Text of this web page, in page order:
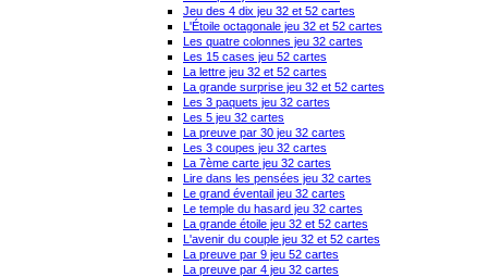
Jeu des 4 dix jeu 32 et 52 cartes
L'Étoile octagonale jeu 32 et 52 cartes
Les quatre colonnes jeu 32 cartes
Les 15 cases jeu 52 cartes
La lettre jeu 32 et 52 cartes
La grande surprise jeu 32 et 52 cartes
Les 3 paquets jeu 32 cartes
Les 5 jeu 32 cartes
La preuve par 30 jeu 32 cartes
Les 3 coupes jeu 32 cartes
La 7ème carte jeu 32 cartes
Lire dans les pensées jeu 32 cartes
Le grand éventail jeu 32 cartes
Le temple du hasard jeu 32 cartes
La grande étoile jeu 32 et 52 cartes
L'avenir du couple jeu 32 et 52 cartes
La preuve par 9 jeu 52 cartes
La preuve par 4 jeu 32 cartes